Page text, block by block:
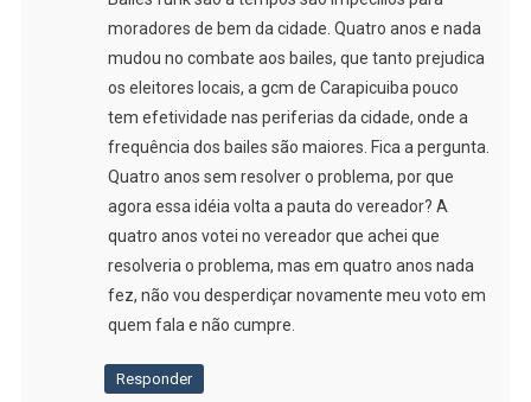
moradores de bem da cidade. Quatro anos e nada
mudou no combate aos bailes, que tanto prejudica
os eleitores locais, a gcm de Carapicuiba pouco
tem efetividade nas periferias da cidade, onde a
frequência dos bailes são maiores. Fica a pergunta.
Quatro anos sem resolver o problema, por que
agora essa idéia volta a pauta do vereador? A
quatro anos votei no vereador que achei que
resolveria o problema, mas em quatro anos nada
fez, não vou desperdiçar novamente meu voto em
quem fala e não cumpre.
Responder